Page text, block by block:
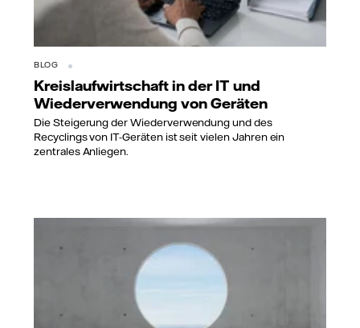
BLOG
Kreislaufwirtschaft in der IT und
Wiederverwendung von Geräten
Die Steigerung der Wiederverwendung und des
Recyclings von IT-Geräten ist seit vielen Jahren ein
zentrales Anliegen.